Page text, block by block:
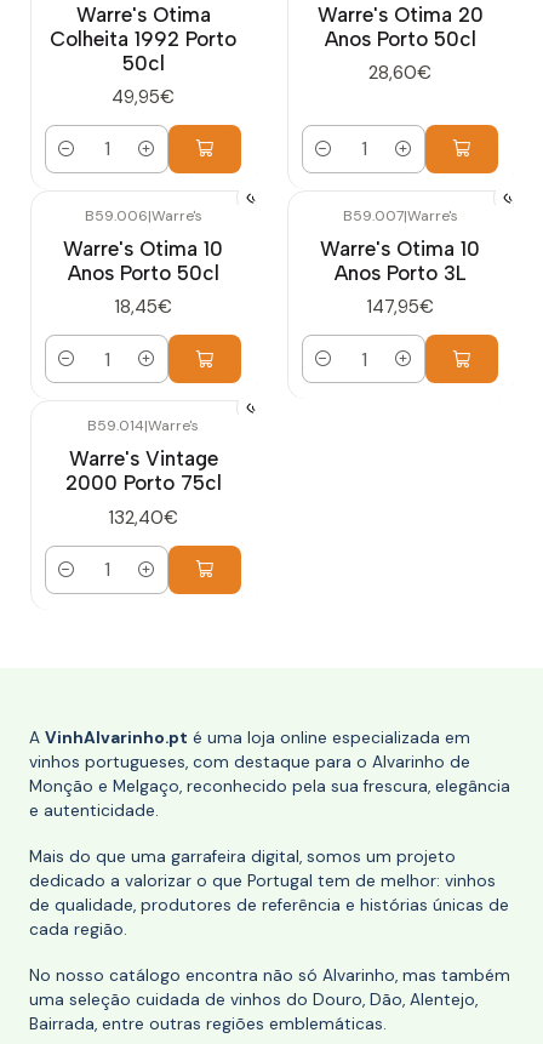
Warre's Otima
Colheita 1992 Porto
50cl
49,95€
Quantidade
Warre's Otima 20
Anos Porto 50cl
28,60€
Quantidade
B59.006|Warre's
Warre's Otima 10
Anos Porto 50cl
18,45€
Quantidade
B59.007|Warre's
Warre's Otima 10
Anos Porto 3L
147,95€
Quantidade
B59.014|Warre's
Warre's Vintage
2000 Porto 75cl
132,40€
Quantidade
A VinhAlvarinho.pt é uma loja online especializada em
vinhos portugueses, com destaque para o Alvarinho de
Monção e Melgaço, reconhecido pela sua frescura, elegância
e autenticidade.
Mais do que uma garrafeira digital, somos um projeto
dedicado a valorizar o que Portugal tem de melhor: vinhos
de qualidade, produtores de referência e histórias únicas de
cada região.
No nosso catálogo encontra não só Alvarinho, mas também
uma seleção cuidada de vinhos do Douro, Dão, Alentejo,
Bairrada, entre outras regiões emblemáticas.